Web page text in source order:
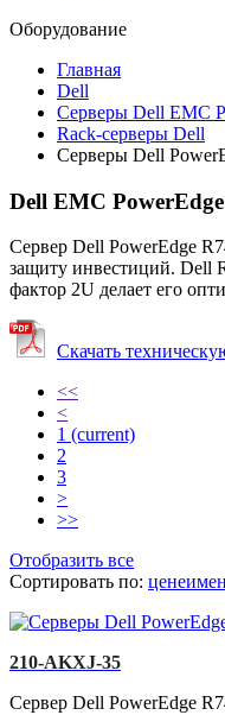
Оборудование
Главная
Dell
Серверы Dell EMC
Rack-серверы Dell
Серверы Dell
Dell EMC
Сервер Dell PowerEdge
защиту инвестиций. Dell
фактор 2U делает его
Скачать
<<
<
1 (current)
2
3
>
>>
Отобразить все
Сортировать по: цене
210-AKXJ-35
Сервер Dell PowerEdge